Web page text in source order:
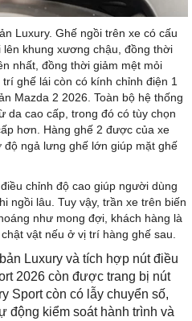
Luxury. Ghế ngồi trên xe có cấu
khung xương chậu, đồng thời
nhất, đồng thời giảm mệt mỏi
ghế lái còn có kính chỉnh điện 1
Mazda 2 2026. Toàn bộ hệ thống
da cao cấp, trong đó có tùy chọn
hơn. Hàng ghế 2 được của xe
ngả lưng ghế lớn giúp mặt ghế
chỉnh độ cao giúp người dùng
ngồi lâu. Tuy vậy, trần xe trên biến
như mong đợi, khách hàng là
vật nếu ở vị trí hàng ghế sau.
Luxury và tích hợp nút điều
2026 còn được trang bị nút
Sport còn có lẫy chuyển số,
động kiểm soát hành trình và